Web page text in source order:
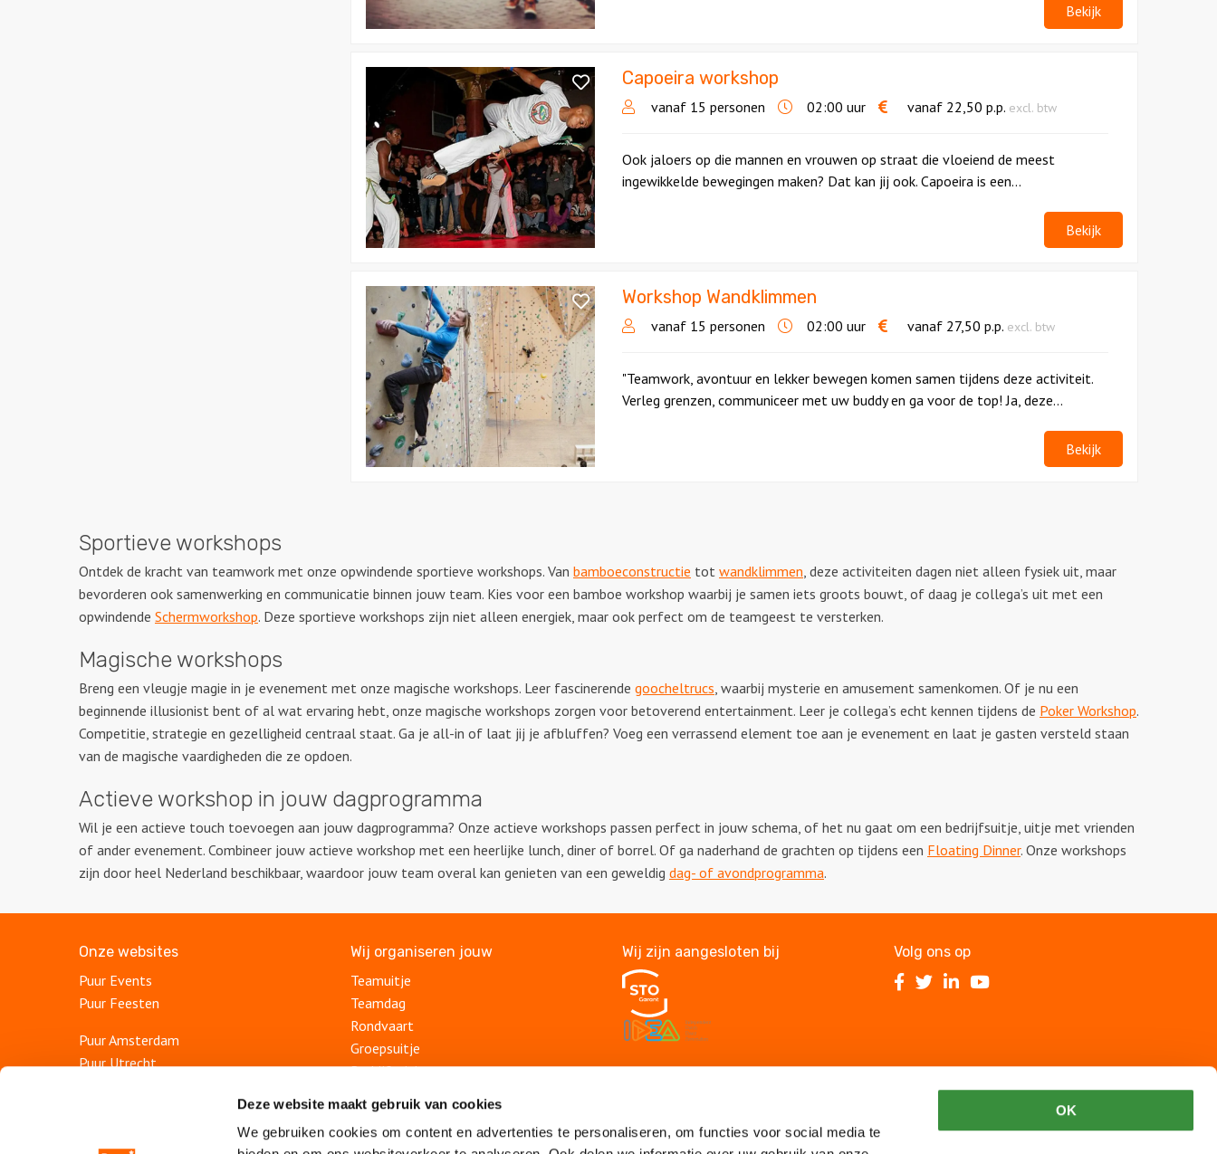
Deze website maakt gebruik van cookies
We gebruiken cookies om content en advertenties te personaliseren, om functies voor social media te
OK
Bekijk
Capoeira
workshop
Capoeira workshop
vanaf 15 personen 02:00 uur vanaf 22,50 p.p. excl. btw
Ook jaloers op die mannen en vrouwen op straat die vloeiend de meest
ingewikkelde bewegingen maken? Dat kan jij ook. Capoeira is een...
Bekijk
Workshop
Wandklimmen
Workshop Wandklimmen
vanaf 15 personen 02:00 uur vanaf 27,50 p.p. excl. btw
"Teamwork, avontuur en lekker bewegen komen samen tijdens deze activiteit.
Verleg grenzen, communiceer met uw buddy en ga voor de top! Ja, deze...
Bekijk
Sportieve workshops
Ontdek de kracht van teamwork met onze opwindende sportieve workshops. Van bamboeconstructie tot wandklimmen , deze activiteiten dagen niet alleen fysiek uit, maar
bevorderen ook samenwerking en communicatie binnen jouw team. Kies voor een bamboe workshop waarbij je samen iets groots bouwt, of daag je collega’s uit met een
opwindende Schermworkshop. Deze sportieve workshops zijn niet alleen energiek, maar ook perfect om de teamgeest te versterken.
Magische workshops
Breng een vleugje magie in je evenement met onze magische workshops. Leer fascinerende goocheltrucs , waarbij mysterie en amusement samenkomen. Of je nu een
beginnende illusionist bent of al wat ervaring hebt, onze magische workshops zorgen voor betoverend entertainment. Leer je collega’s echt kennen tijdens de Poker Workshop.
Competitie, strategie en gezelligheid centraal staat. Ga je all-in of laat jij je afbluffen? Voeg een verrassend element toe aan je evenement en laat je gasten versteld staan
van de magische vaardigheden die ze opdoen.
Actieve workshop in jouw dagprogramma
Wil je een actieve touch toevoegen aan jouw dagprogramma? Onze actieve workshops passen perfect in jouw schema, of het nu gaat om een bedrijfsuitje, uitje met vrienden
of ander evenement. Combineer jouw actieve workshop met een heerlijke lunch, diner of borrel. Of ga naderhand de grachten op tijdens een Floating Dinner. Onze workshops
zijn door heel Nederland beschikbaar, waardoor jouw team overal kan genieten van een geweldig dag- of avondprogramma.
Onze websites
Puur Events
Puur Feesten
Puur Amsterdam
Puur Utrecht
Wij organiseren jouw
Teamuitje
Teamdag
Rondvaart
Groepsuitje
Bedrijfsuitje
Afdelingsuitje
Personeelsuitje
Wij zijn aangesloten bij
Privacy statement
Volg ons op
VolgVolgVolgVolg